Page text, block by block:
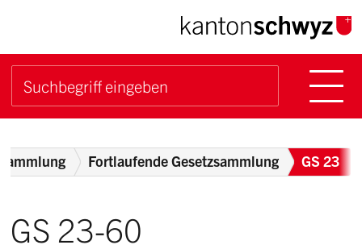
Navigieren im Kanton
Schnellnavigation
Suchbegriff
Breadcrumb
Fortlaufende Gesetzsammlung GS 23
GS 23-60